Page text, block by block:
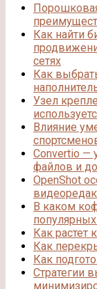
Как найти
сетях
Как
Узел
Влияние
Convertio —
файлов и
OpenShot
В каком
Как растет
Как
Как
Стратегии